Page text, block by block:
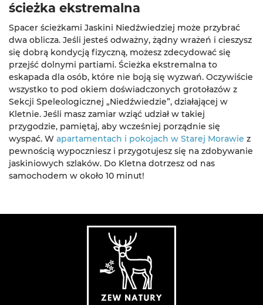
ścieżka ekstremalna
Spacer ścieżkami Jaskini Niedźwiedziej może przybrać
dwa oblicza. Jeśli jesteś odważny, żądny wrażeń i cieszysz
się dobrą kondycją fizyczną, możesz zdecydować się
przejść dolnymi partiami. Ścieżka ekstremalna to
eskapada dla osób, które nie boją się wyzwań. Oczywiście
wszystko to pod okiem doświadczonych grotołazów z
Sekcji Speleologicznej „Niedźwiedzie”, działającej w
Kletnie. Jeśli masz zamiar wziąć udział w takiej
przygodzie, pamiętaj, aby wcześniej porządnie się
wyspać. W apartamentach i pokojach w Starej Morawie z
pewnością wypoczniesz i przygotujesz się na zdobywanie
jaskiniowych szlaków. Do Kletna dotrzesz od nas
samochodem w około 10 minut!